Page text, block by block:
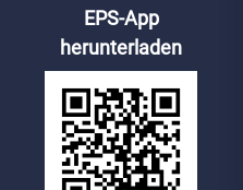
EPS-App
herunterladen